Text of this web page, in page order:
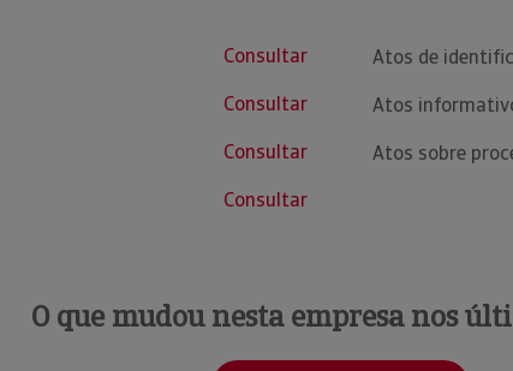
Consultar
Consultar
Consultar
Consultar
Atos de
Atos
Atos sobre
O que mudou nesta empresa nos